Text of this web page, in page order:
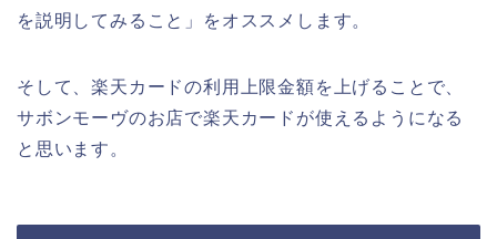
を説明してみること」をオススメします。
そして、楽天カードの利用上限金額を上げることで、
サボンモーヴのお店で楽天カードが使えるようになる
と思います。